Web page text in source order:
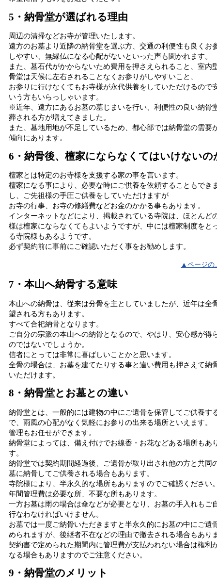
5・納骨堂が選ばれる理由
周辺の清掃などお寺が管理いたします。
遠方のお墓より近隣の納骨堂を選ぶ方、交通の利便性も良くお
しやすい、無縁仏になる心配がないといった声も聞かれます。
また、墓石代がかからないため費用を押さえられること、室内
骨堂は天候に左右されることなくお参りがしやすいこと、
お参りに行けなくてもお寺様が永代供養をしていただけるので
いう方もいらっしゃいます。
※近年、遠方にあるお墓の墓じまいを行い、利便性の良い納骨
葬される方が増えてきました。
また、墓地用地が不足しているため、都心部では納骨堂の需要
傾向にあります。
6・納骨後、檀家にならなくてはいけないの
檀家とは特定のお寺様を支援する家の事を言います。
檀家になる事により、必要な時にご供養を依頼することもでき
し、ご先祖様の手圧ご供養をしていただけますが
お寺の行事、お寺の修繕費などお金のかかる事もあります。
インターネットなどにより、掲載されている寺院は、ほとんど
様は檀家にならなくてもよいようですが、中には檀家制度をと
る寺院様もあるようです。
必ず契約前に事前にご確認いただく事をお勧めします。
▲ページの
7・本山へ納骨する意味
本山への納骨は、従来は分骨を主としていましたが、近年は全
望される方もあります。
すべて合祀納骨となります。
ご自分の宗派の本山への納骨となるので、やはり、安心感が得
のではないでしょうか。
信者にとっては非常に喜ばしいことかと思います。
全骨の場合は、お墓を建てたりする事と違い費用も押さえて納
いただけます。
8・納骨堂とお墓との違い
納骨堂とは、一般的には建物の中にご遺骨を保管してご供養す
で、雨風の心配がなく気軽にお参りの出来る場所といえます。
管理もお任せができます。
納骨堂によっては、備え付けでお線香・お花などある場所もあ
す。
納骨堂では契約期間経過後、ご遺骨が取り出され他の方と共同
墓に納骨してご供養される場合もあります。
寺院様により、半永久的な場所もありますのでご確認ください
年間管理費は必要な所、不要な所もあります。
一方お墓は雨の場合は傘などが必要となり、お墓の手入れもご
行なわなければいけません。
お墓では一度ご納骨いただきますと半永久的にお墓の中にご遺
められますが、後継者不在などの理由で撤去される場合もあり
契約書で定められた期間内に管理費が支払われない場合は権利
なる場合もありますのでご注意ください。
9・納骨堂のメリット